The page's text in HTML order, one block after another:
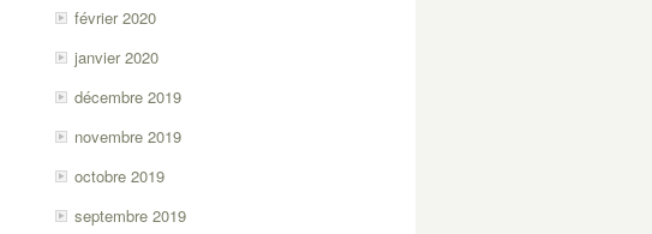
février 2020
janvier 2020
décembre 2019
novembre 2019
octobre 2019
septembre 2019